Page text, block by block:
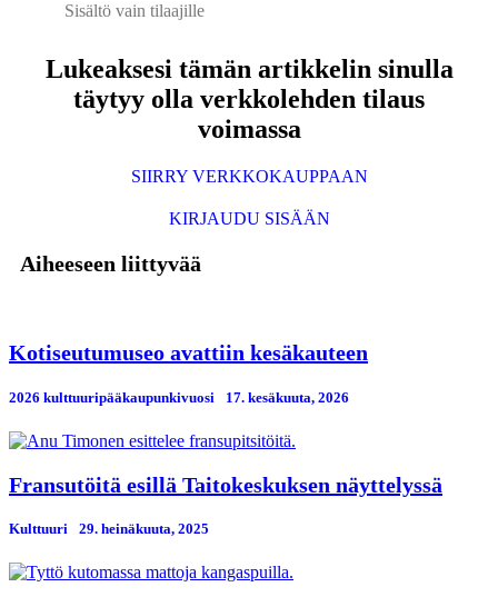
Sisältö vain tilaajille
Lukeaksesi tämän artikkelin sinulla
täytyy olla verkkolehden tilaus
voimassa
SIIRRY VERKKOKAUPPAAN
KIRJAUDU SISÄÄN
Aiheeseen liittyvää
Kotiseutumuseo avattiin kesäkauteen
2026 kulttuuripääkaupunkivuosi 17. kesäkuuta, 2026
Fransutöitä esillä Taitokeskuksen näyttelyssä
Kulttuuri 29. heinäkuuta, 2025